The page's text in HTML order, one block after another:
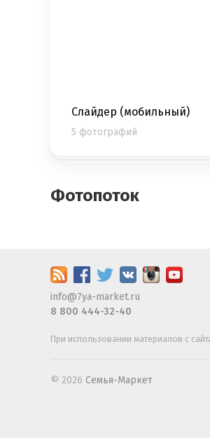
Слайдер (мобильный)
5 фотографий
Фотопоток
info@7ya-market.ru
8 800 444-32-40
При использовании материалов с
© 2026 Семья-Маркет